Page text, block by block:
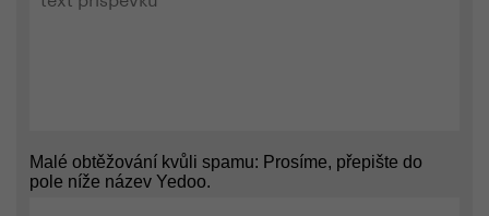
Malé obtěžování kvůli spamu: Prosíme, přepište do
pole níže název Yedoo.